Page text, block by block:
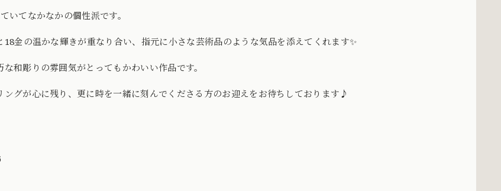
いてなかなかの個性派です。
18金の温かな輝きが重なり合い、指元に小さな芸術品のような気品を添えてくれます✨
な和彫りの雰囲気がとってもかわいい作品です。
ングが心に残り、更に時を一緒に刻んでくださる方のお迎えをお待ちしております♪